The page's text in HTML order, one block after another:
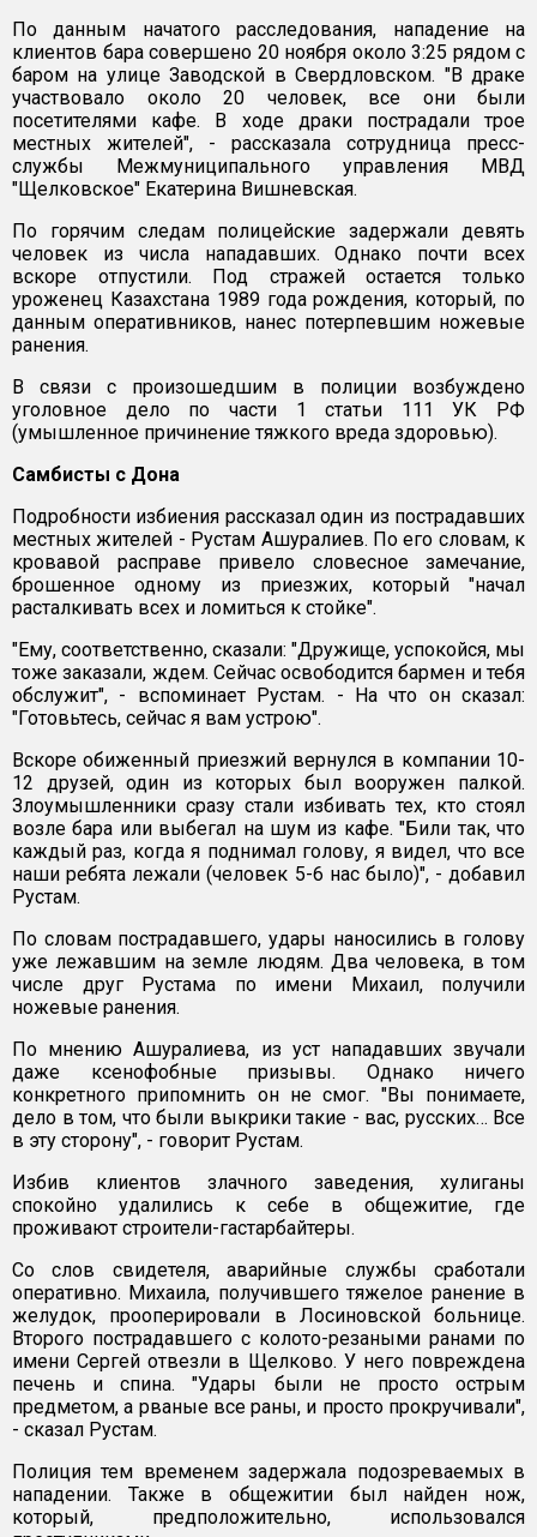
По данным начатого расследования, нападение на
клиентов бара совершено 20 ноября около 3:25 рядом с
баром на улице Заводской в Свердловском. "В драке
участвовало около 20 человек, все они были
посетителями кафе. В ходе драки пострадали трое
местных жителей", - рассказала сотрудница пресс-
службы Межмуниципального управления МВД
"Щелковское" Екатерина Вишневская.
По горячим следам полицейские задержали девять
человек из числа нападавших. Однако почти всех
вскоре отпустили. Под стражей остается только
уроженец Казахстана 1989 года рождения, который, по
данным оперативников, нанес потерпевшим ножевые
ранения.
В связи с произошедшим в полиции возбуждено
уголовное дело по части 1 статьи 111 УК РФ
(умышленное причинение тяжкого вреда здоровью).
Самбисты с Дона
Подробности избиения рассказал один из пострадавших
местных жителей - Рустам Ашуралиев. По его словам, к
кровавой расправе привело словесное замечание,
брошенное одному из приезжих, который "начал
расталкивать всех и ломиться к стойке".
"Ему, соответственно, сказали: "Дружище, успокойся, мы
тоже заказали, ждем. Сейчас освободится бармен и тебя
обслужит", - вспоминает Рустам. - На что он сказал:
"Готовьтесь, сейчас я вам устрою".
Вскоре обиженный приезжий вернулся в компании 10-
12 друзей, один из которых был вооружен палкой.
Злоумышленники сразу стали избивать тех, кто стоял
возле бара или выбегал на шум из кафе. "Били так, что
каждый раз, когда я поднимал голову, я видел, что все
наши ребята лежали (человек 5-6 нас было)", - добавил
Рустам.
По словам пострадавшего, удары наносились в голову
уже лежавшим на земле людям. Два человека, в том
числе друг Рустама по имени Михаил, получили
ножевые ранения.
По мнению Ашуралиева, из уст нападавших звучали
даже ксенофобные призывы. Однако ничего
конкретного припомнить он не смог. "Вы понимаете,
дело в том, что были выкрики такие - вас, русских… Все
в эту сторону", - говорит Рустам.
Избив клиентов злачного заведения, хулиганы
спокойно удалились к себе в общежитие, где
проживают строители-гастарбайтеры.
Со слов свидетеля, аварийные службы сработали
оперативно. Михаила, получившего тяжелое ранение в
желудок, прооперировали в Лосиновской больнице.
Второго пострадавшего с колото-резаными ранами по
имени Сергей отвезли в Щелково. У него повреждена
печень и спина. "Удары были не просто острым
предметом, а рваные все раны, и просто прокручивали",
- сказал Рустам.
Полиция тем временем задержала подозреваемых в
нападении. Также в общежитии был найден нож,
который, предположительно, использовался